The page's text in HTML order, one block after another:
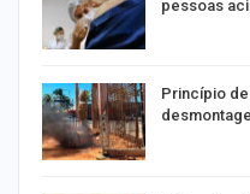
pessoas
Princípio